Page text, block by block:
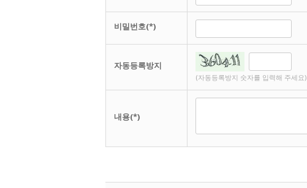
비밀번호(*)
자동등록방지
(자동등록방지 숫자를 입력해 주세요)
내용(*)